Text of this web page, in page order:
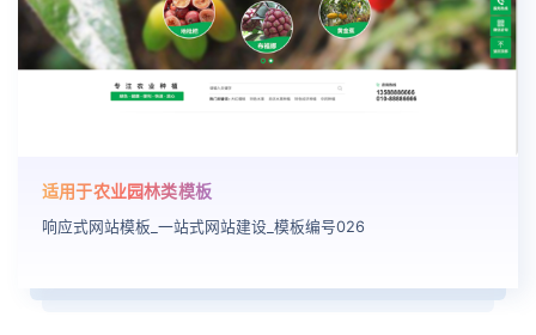
适用于农业园林类模板
响应式网站模板_一站式网站建设_模板编号026